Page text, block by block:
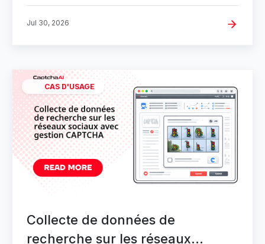
Jul 30, 2026
CAS D'USAGE
Collecte de données de
recherche sur les réseaux